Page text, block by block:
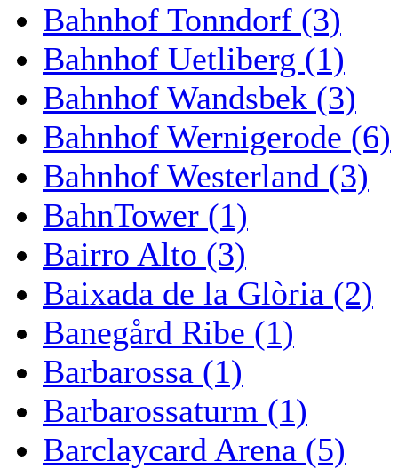
Bahnhof Tonndorf (3)
Bahnhof Uetliberg (1)
Bahnhof Wandsbek (3)
Bahnhof Wernigerode (6)
Bahnhof Westerland (3)
BahnTower (1)
Bairro Alto (3)
Baixada de la Glòria (2)
Banegård Ribe (1)
Barbarossa (1)
Barbarossaturm (1)
Barclaycard Arena (5)